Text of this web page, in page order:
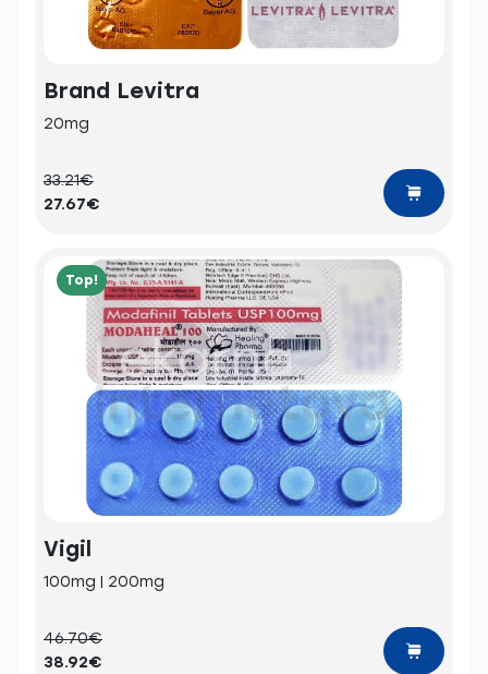
Brand Levitra
20mg
33.21€
27.67€
Top!
Vigil
100mg | 200mg
46.70€
38.92€